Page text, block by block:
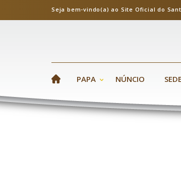
Seja bem-vindo(a) ao Site Oficial
PAPA NÚNCIO